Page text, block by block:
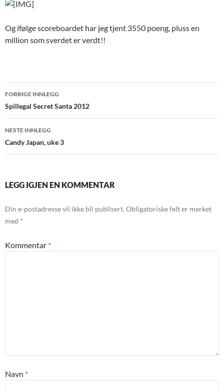
Og ifølge scoreboardet har jeg tjent 3550 poeng, pluss en
million som sverdet er verdt!!
Innleggsnavigasjon
FORRIGE INNLEGG
Spillegal Secret Santa 2012
NESTE INNLEGG
Candy Japan, uke 3
LEGG IGJEN EN KOMMENTAR
Din e-postadresse vil ikke bli publisert. Obligatoriske felt er merket
med *
Kommentar *
Navn *